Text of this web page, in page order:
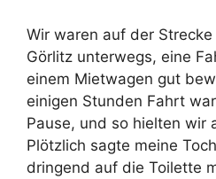
Wir waren auf der
Görlitz unterwegs, eine
einem Mietwagen gut
einigen Stunden Fahrt
Pause, und so hielten wir
Plötzlich sagte meine
dringend auf die Toilette